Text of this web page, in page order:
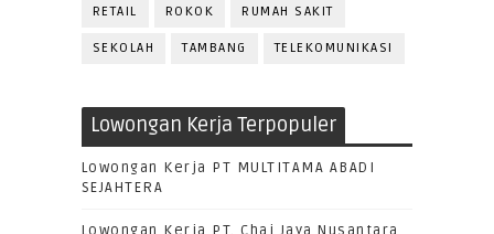
RETAIL ROKOK RUMAH SAKIT
SEKOLAH TAMBANG TELEKOMUNIKASI
Lowongan Kerja Terpopuler
Lowongan Kerja PT MULTITAMA ABADI
SEJAHTERA